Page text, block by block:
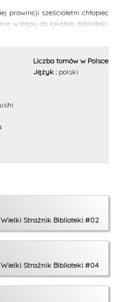
prowincji sześcioletni chłopiec
wstępu do lokalnej biblioteki.
osady traktują go jak
z Biblioteki Centralnej,
chłopca, że ktoś zabierze go
zostawia go z wyjątkową
Tak oto rozpoczyna się
Liczba tomów w Polsce :
Język : polski
Wielki Strażnik Biblioteki #02
Wielki Strażnik Biblioteki #04